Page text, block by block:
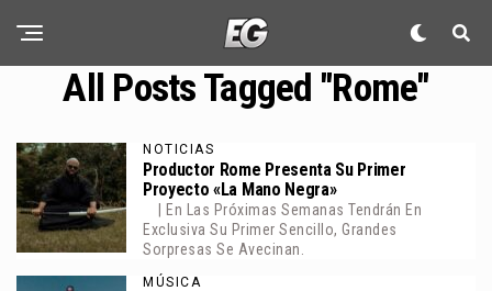
All Posts Tagged "Rome"
NOTICIAS
Productor Rome Presenta Su Primer
Proyecto «La Mano Negra»
| En Las Próximas Semanas Tendrán En
Exclusiva Su Primer Sencillo, Grandes
Sorpresas Se Avecinan.
MÚSICA